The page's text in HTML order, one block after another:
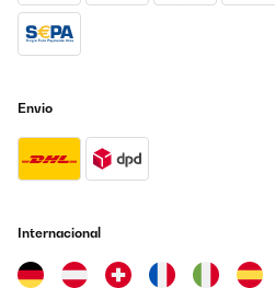
Envio
Internacional